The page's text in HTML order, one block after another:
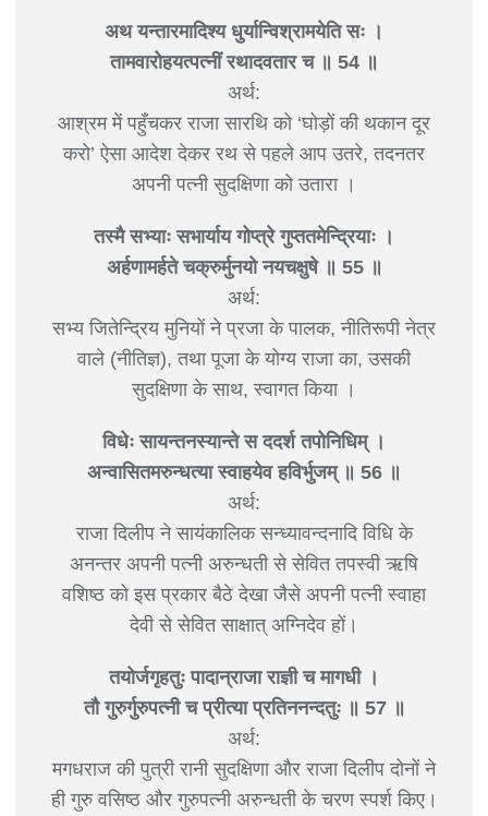
अथ यन्तारमादिश्य धुर्यान्विश्रामयेति सः ।
तामवारोहयत्पत्नीं रथादवतार च ॥ 54 ॥
अर्थ:
आश्रम में पहुँचकर राजा सारथि को ‘घोड़ों की थकान दूर
करो’ ऐसा आदेश देकर रथ से पहले आप उतरे, तदनतर
अपनी पत्नी सुदक्षिणा को उतारा ।
तस्मै सभ्याः सभार्याय गोप्त्रे गुप्ततमेन्द्रियाः ।
अर्हणामर्हते चक्रुर्मुनयो नयचक्षुषे ॥ 55 ॥
अर्थ:
सभ्य जितेन्द्रिय मुनियों ने प्रजा के पालक, नीतिरूपी नेत्र
वाले (नीतिज्ञ), तथा पूजा के योग्य राजा का, उसकी
सुदक्षिणा के साथ, स्वागत किया ।
विधेः सायन्तनस्यान्ते स ददर्श तपोनिधिम् ।
अन्वासितमरुन्धत्या स्वाहयेव हविर्भुजम् ॥ 56 ॥
अर्थ:
राजा दिलीप ने सायंकालिक सन्ध्यावन्दनादि विधि के
अनन्तर अपनी पत्नी अरुन्धती से सेवित तपस्वी ऋषि
वशिष्ठ को इस प्रकार बैठे देखा जैसे अपनी पत्नी स्वाहा
देवी से सेवित साक्षात् अग्निदेव हों।
तयोर्जगृहतुः पादान्राजा राज्ञी च मागधी ।
तौ गुरुर्गुरुपत्नी च प्रीत्या प्रतिननन्दतुः ॥ 57 ॥
अर्थ:
मगधराज की पुत्री रानी सुदक्षिणा और राजा दिलीप दोनों ने
ही गुरु वसिष्ठ और गुरुपत्नी अरुन्धती के चरण स्पर्श किए।